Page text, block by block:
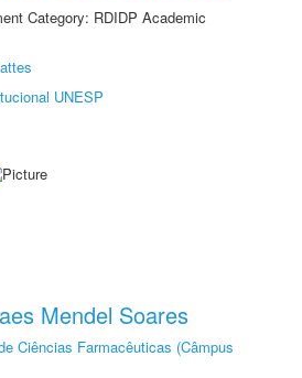
Category: RDIDP Academic
UNESP
Mendel Soares
Ciências Farmacêuticas (Câmpus